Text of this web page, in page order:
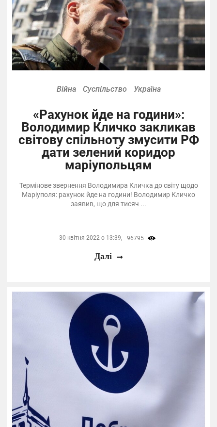
Війна Суспільство Україна
«Рахунок йде на години»:
Володимир Кличко закликав
світову спільноту змусити РФ
дати зелений коридор
маріупольцям
Термінове звернення Володимира Кличка до світу щодо
Маріуполя: рахунок йде на години! Володимир Кличко
заявив, що для тисяч ...
30 квітня 2022 о 13:39, 96795
Далі